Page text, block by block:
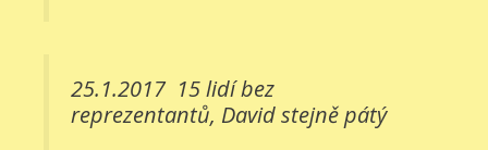
25.1.2017 15 lidí bez
reprezentantů, David stejně pátý